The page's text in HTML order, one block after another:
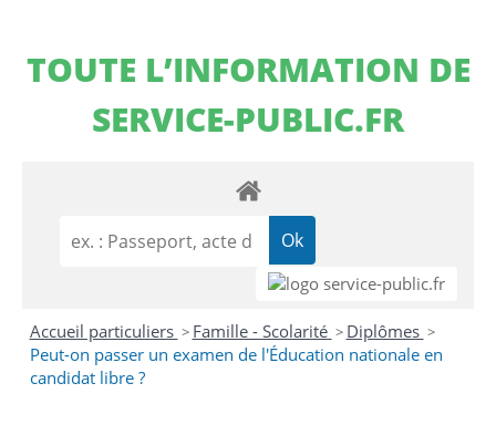
TOUTE L’INFORMATION DE
SERVICE-PUBLIC.FR
Accueil particuliers > Famille - Scolarité > Diplômes >
Peut-on passer un examen de l'Éducation nationale en
candidat libre ?